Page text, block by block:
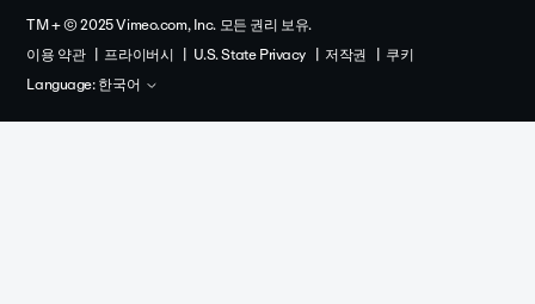
TM + © 2025 Vimeo.com, Inc. 모든 권리 보유.
이용 약관
프라이버시 U.S. State Privacy 저작권
쿠키
Language:한국어